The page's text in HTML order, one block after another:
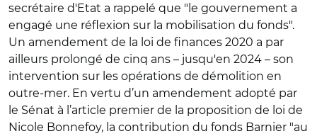
secrétaire d'Etat a rappelé que "le gouvernement a
engagé une réflexion sur la mobilisation du fonds".
Un amendement de la loi de finances 2020 a par
ailleurs prolongé de cinq ans – jusqu'en 2024 – son
intervention sur les opérations de démolition en
outre-mer. En vertu d’un amendement adopté par
le Sénat à l’article premier de la proposition de loi de
Nicole Bonnefoy, la contribution du fonds Barnier "au